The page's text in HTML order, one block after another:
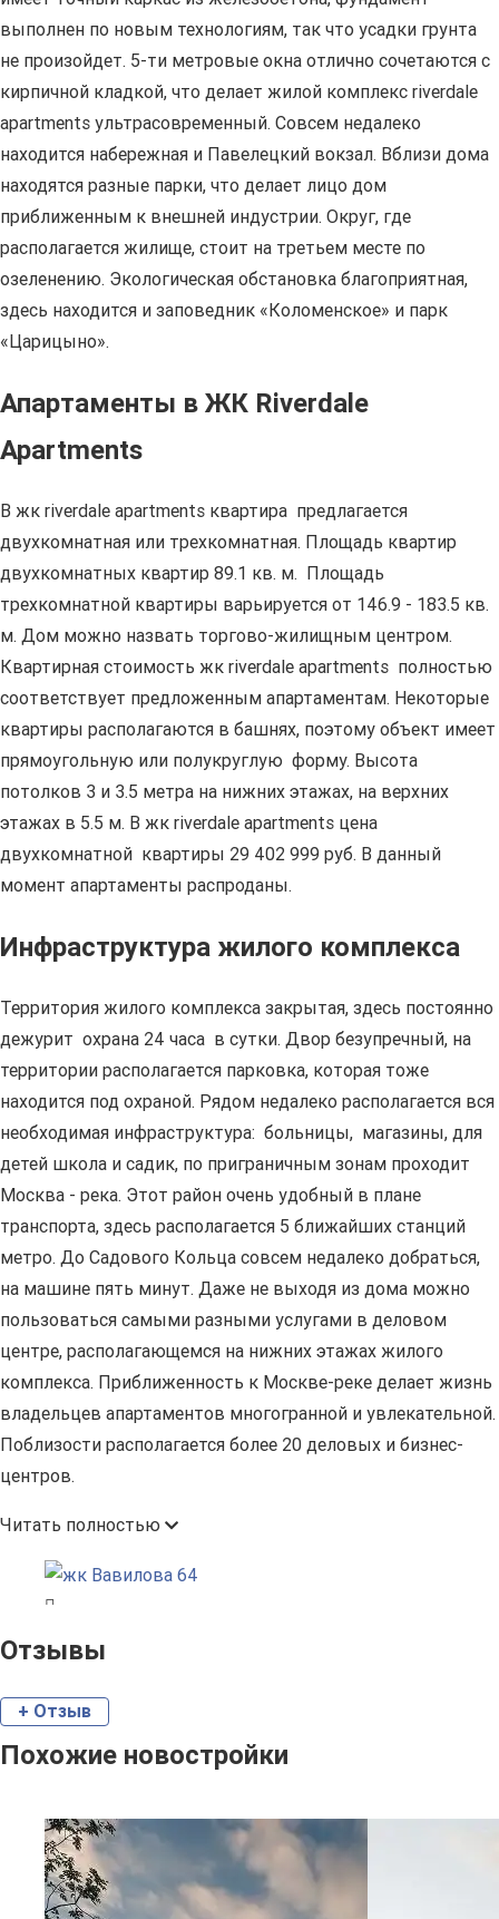
выполнен по новым технологиям, так что усадки грунта
не произойдет. 5-ти метровые окна отлично сочетаются с
кирпичной кладкой, что делает жилой комплекс riverdale
apartments ультрасовременный. Совсем недалеко
находится набережная и Павелецкий вокзал. Вблизи дома
находятся разные парки, что делает лицо дом
приближенным к внешней индустрии. Округ, где
располагается жилище, стоит на третьем месте по
озеленению. Экологическая обстановка благоприятная,
здесь находится и заповедник «Коломенское» и парк
«Царицыно».
Апартаменты в ЖК Riverdale
Apartments
В жк riverdale apartments квартира предлагается
двухкомнатная или трехкомнатная. Площадь квартир
двухкомнатных квартир 89.1 кв. м. Площадь
трехкомнатной квартиры варьируется от 146.9 - 183.5 кв.
м. Дом можно назвать торгово-жилищным центром.
Квартирная стоимость жк riverdale apartments полностью
соответствует предложенным апартаментам. Некоторые
квартиры располагаются в башнях, поэтому объект имеет
прямоугольную или полукруглую форму. Высота
потолков 3 и 3.5 метра на нижних этажах, на верхних
этажах в 5.5 м. В жк riverdale apartments цена
двухкомнатной квартиры 29 402 999 руб. В данный
момент апартаменты распроданы.
Инфраструктура жилого комплекса
Территория жилого комплекса закрытая, здесь постоянно
дежурит охрана 24 часа в сутки. Двор безупречный, на
территории располагается парковка, которая тоже
находится под охраной. Рядом недалеко располагается вся
необходимая инфраструктура: больницы, магазины, для
детей школа и садик, по приграничным зонам проходит
Москва - река. Этот район очень удобный в плане
транспорта, здесь располагается 5 ближайших станций
метро. До Садового Кольца совсем недалеко добраться,
на машине пять минут. Даже не выходя из дома можно
пользоваться самыми разными услугами в деловом
центре, располагающемся на нижних этажах жилого
комплекса. Приближенность к Москве-реке делает жизнь
владельцев апартаментов многогранной и увлекательной.
Поблизости располагается более 20 деловых и бизнес-
центров.
Читать полностью
Отзывы
+ Отзыв
Похожие новостройки